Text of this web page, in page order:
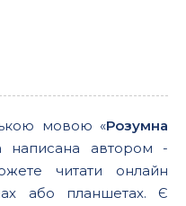
мовою «Розумна
написана автором -
читати онлайн
або планшетах. Є